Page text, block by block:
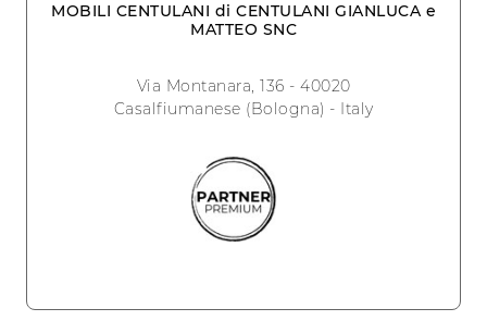
MOBILI CENTULANI di CENTULANI GIANLUCA e
MATTEO SNC
Via Montanara, 136 - 40020
Casalfiumanese (Bologna) - Italy